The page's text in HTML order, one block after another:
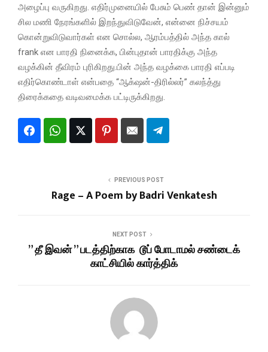
அழைப்பு வருகிறது. எதிர்முனையில் பேசும் பெண் தான் இன்னும்
சில மணி நேரங்களில் இறந்துவிடுவேன், என்னை நிச்சயம்
கொன்றுவிடுவார்கள் என சொல்ல, ஆரம்பத்தில் அந்த கால்
frank என பாரதி நினைக்க, பின்புதான் பாரதிக்கு அந்த
வழக்கின் தீவிரம் புரிகிறது.பின் அந்த வழக்கை பாரதி எப்படி
எதிர்கொண்டாள் என்பதை “ஆக்‌ஷன்-திரில்லர்” கலந்த்து
திரைக்கதை வடிவமைக்க பட்டிருக்கிறது.
PREVIOUS POST
Rage – A Poem by Badri Venkatesh
NEXT POST
” தீ இவன் ” படத்திற்காக டூப் போடாமல் சண்டைக்
காட்சியில் கார்த்திக்